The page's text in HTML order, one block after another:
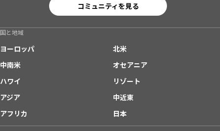
コミュニティを見る
国と地域
ヨーロッパ
北米
中南米
オセアニア
ハワイ
リゾート
アジア
中近東
アフリカ
日本